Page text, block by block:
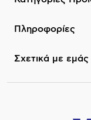
Πληροφορίες
Σχετικά με εμάς